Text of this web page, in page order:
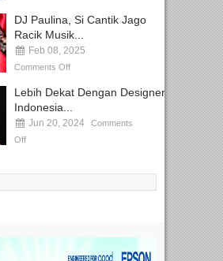
DJ Paulina, Si Cantik Jago
Racik Musik...
Feb 08, 2025
Comments Off
Lebih Dekat Dengan Designer
Indonesia...
Jun 20, 2024
Comments
Off